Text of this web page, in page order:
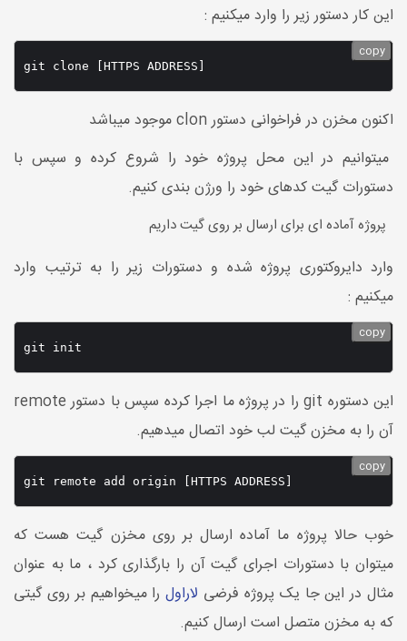
این کار دستور زیر را وارد میکنیم :
git clone [HTTPS ADDRESS]
copy
اکنون مخزن در فراخوانی دستور clon موجود میباشد
میتوانیم در این محل پروژه خود را شروع کرده و سپس با
دستورات گیت کدهای خود را ورژن بندی کنیم.
پروژه آماده ای برای ارسال بر روی گیت داریم
وارد دایروکتوری پروژه شده و دستورات زیر را به ترتیب وارد
میکنیم :
git init
copy
این دستوره git را در پروژه ما اجرا کرده سپس با دستور remote
آن را به مخزن گیت لب خود اتصال میدهیم.
git remote add origin [HTTPS ADDRESS]
copy
خوب حالا پروژه ما آماده ارسال بر روی مخزن گیت هست که
میتوان با دستورات اجرای گیت آن را بارگذاری کرد ، ما به عنوان
مثال در این جا یک پروژه فرضی لاراولرا میخواهیم بر روی گیتی
که به مخزن متصل است ارسال کنیم.